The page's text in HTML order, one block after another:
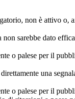
non è attivo o,
sarebbe dato
o palese per il
una
o palese per il